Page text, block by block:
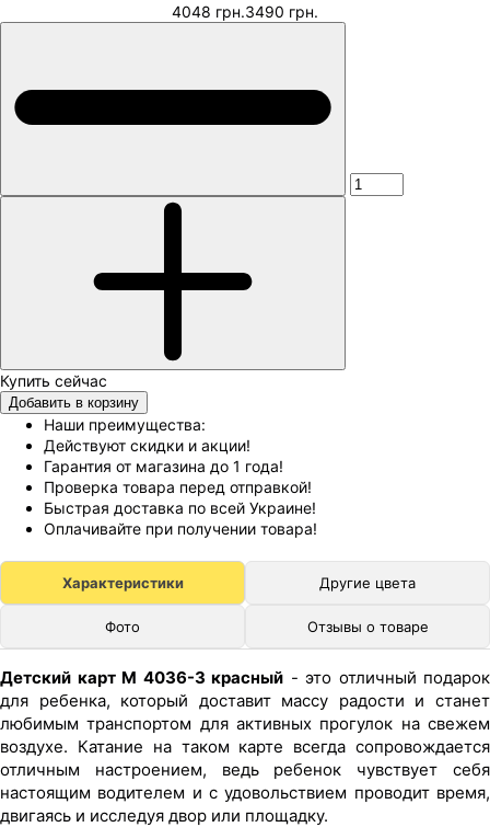
4048 грн.3490 грн.
Добавить в корзину
Наши преимущества:
Действуют скидки и акции!
Гарантия от магазина до 1 года!
Проверка товара перед отправкой!
Быстрая доставка по всей Украине!
Оплачивайте при получении товара!
Характеристики Другие цвета
Фото Отзывы о товаре
Детский карт M 4036-3 красный - это отличный подарок
для ребенка, который доставит массу радости и станет
любимым транспортом для активных прогулок на свежем
воздухе. Катание на таком карте всегда сопровождается
отличным настроением, ведь ребенок чувствует себя
настоящим водителем и с удовольствием проводит время,
двигаясь и исследуя двор или площадку.